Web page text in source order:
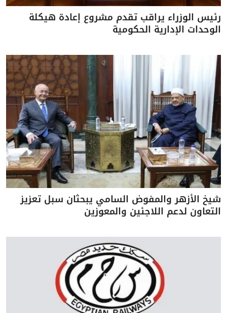
رئيس الوزراء يراقب تقدم مشروع إعادة هيكلة
الوحدات الإدارية الحكومية
شيخ الأزهر والمفوض السامي يبحثان سبل تعزيز
التعاون لدعم اللاجئين والمعوزين